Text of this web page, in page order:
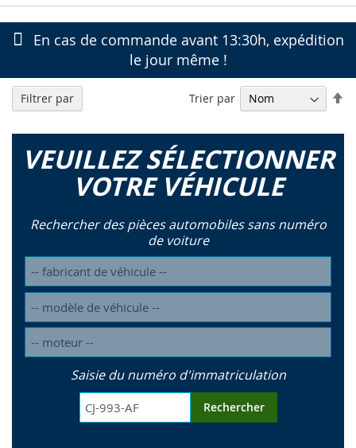
En cas de commande avant 13:30h, expédition
le jour même !
VEUILLEZ SÉLECTIONNER
VOTRE VÉHICULE
Rechercher des pièces automobiles sans numéro
de voiture
Saisie du numéro d'immatriculation
Rechercher
Trier par
Filtrer par